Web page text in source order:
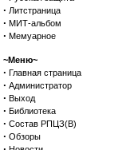
· Литстраница
· МИТ-альбом
· Мемуарное
~Меню~
· Главная страница
· Администратор
· Выход
· Библиотека
· Состав РПЦЗ(В)
· Обзоры